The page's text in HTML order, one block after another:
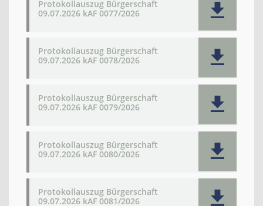
Protokollauszug Bürgerschaft
09.07.2026 kAF 0077/2026
Protokollauszug Bürgerschaft
09.07.2026 kAF 0078/2026
Protokollauszug Bürgerschaft
09.07.2026 kAF 0079/2026
Protokollauszug Bürgerschaft
09.07.2026 kAF 0080/2026
Protokollauszug Bürgerschaft
09.07.2026 kAF 0081/2026